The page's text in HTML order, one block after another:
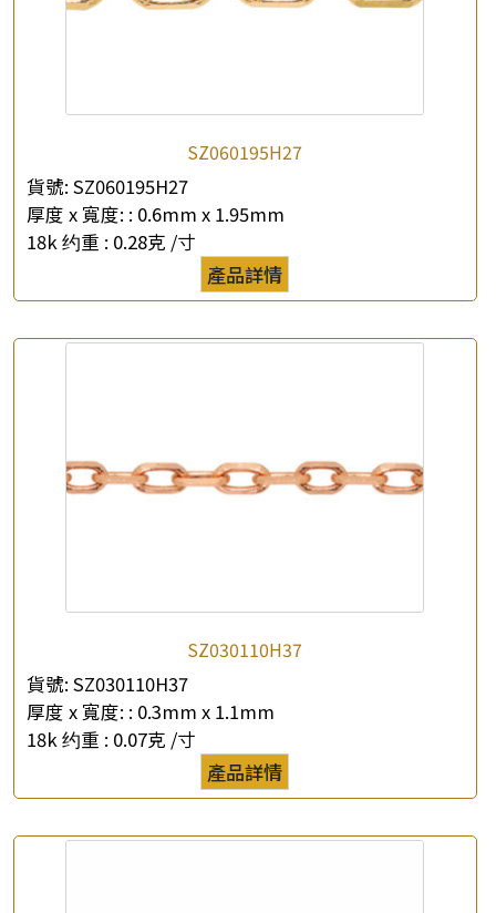
產品查詢
*你的名字
公司名稱
查詢以下產品
SZ060195H27
貨號: SZ060195H27
厚度 x 寬度: : 0.6mm x 1.95mm
18k 约重 : 0.28克 /寸
產品詳情
SZ030110H37
貨號: SZ030110H37
厚度 x 寬度: : 0.3mm x 1.1mm
18k 约重 : 0.07克 /寸
產品詳情